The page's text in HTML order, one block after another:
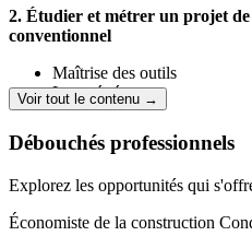
2. Étudier et métrer un projet
conventionnel
Maîtrise des outils
Les métrés
Les corps d’état
Les calculs
Produire des documents
Connaissance des différents
Les dossiers de consultation
Voir tout le contenu →
Débouchés professionnels
Explorez les opportunités qui
Économiste de la construction